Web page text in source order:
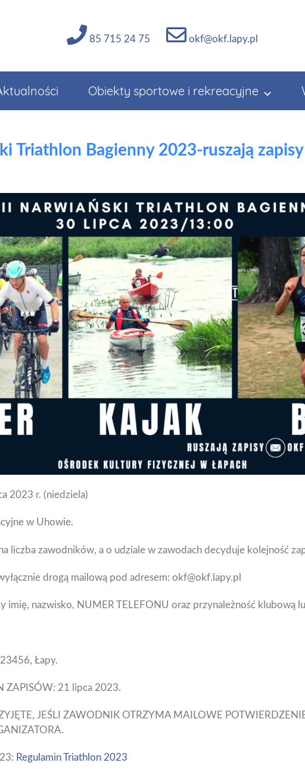
85 715 24 75 okf@okf.lapy.pl
Obiekty sportowe i rekreacyjne
Triathlon Bagienny 2023-ruszają zapisy
2023 r. (niedziela)
w Uhowie.
liczba zawodników, a o udziale w zawodach decyduje kolejność
drogą mailową pod adresem: okf@okf.lapy.pl
imię, nazwisko, NUMER TELEFONU oraz przynależność klubową
Łapy.
ZAPISÓW: 21 lipca 2023.
JEŚLI ZAWODNIK OTRZYMA MAILOWE
Regulamin Triathlon 2023